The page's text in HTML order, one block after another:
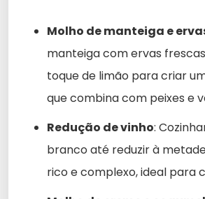
Molho de manteiga e
manteiga com ervas
toque de limão para criar
que combina com peixes e
Redução de vinho:
branco até reduzir à
rico e complexo, ideal para